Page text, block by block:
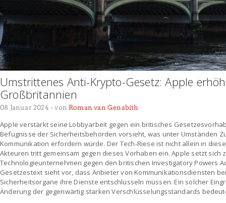
Umstrittenes Anti-Krypto-Gesetz: Apple
Großbritannien
08 Januar 2024- von Roman van Genabith
Apple verstärkt seine Lobbyarbeit gegen ein britisches
Befugnisse der Sicherheitsbehörden vorsieht, was unter Umständen
Kommunikation erfordern würde. Der Tech-Riese ist nicht allein in
Akteuren tritt gemeinsam gegen dieses Vorhaben ein. Apple setzt sich
Technologieunternehmen gegen den britischen Investigatory Powers
Gesetzestext sieht vor, dass Anbieter von Kommunikationsdiensten
Sicherheitsorgane ihre Dienste entschlüsseln müssen. Ein solcher
Änderung der gegenwärtig starken Verschlüsselungsstandards